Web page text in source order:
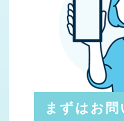
まずはお